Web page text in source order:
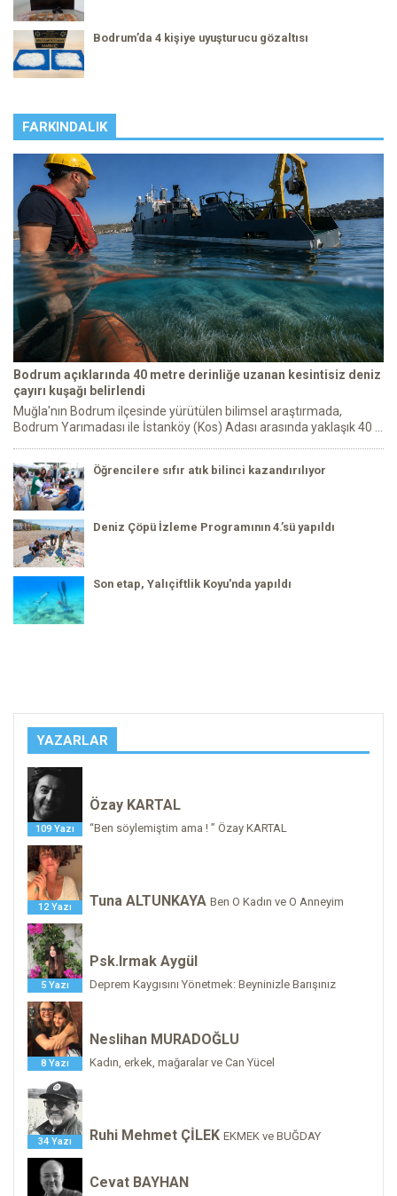
Bodrum’da 4 kişiye uyuşturucu gözaltısı
FARKINDALIK
Bodrum açıklarında 40 metre derinliğe uzanan kesintisiz deniz
çayırı kuşağı belirlendi
Muğla'nın Bodrum ilçesinde yürütülen bilimsel araştırmada,
Bodrum Yarımadası ile İstanköy (Kos) Adası arasında yaklaşık 40 ...
Öğrencilere sıfır atık bilinci kazandırılıyor
Deniz Çöpü İzleme Programının 4.’sü yapıldı
Son etap, Yalıçiftlik Koyu'nda yapıldı
YAZARLAR
109 Yazı
Özay KARTAL
“Ben söylemiştim ama ! ” Özay KARTAL
12 Yazı Tuna ALTUNKAYA Ben O Kadın ve O Anneyim
5 Yazı
Psk.Irmak Aygül
Deprem Kaygısını Yönetmek: Beyninizle Barışınız
8 Yazı
Neslihan MURADOĞLU
Kadın, erkek, mağaralar ve Can Yücel
34 Yazı Ruhi Mehmet ÇİLEK EKMEK ve BUĞDAY
Cevat BAYHAN